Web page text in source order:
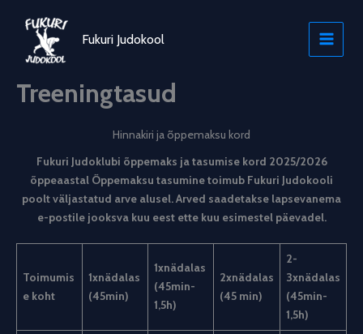
content
Fukuri Judokool
Treeningtasud
Hinnakiri ja õppemaksu kord
Fukuri Judoklubi õppemaks ja tasumise kord 2025/2026
õppeaastal Õppemaksu tasumine toimub Fukuri Judokooli
poolt väljastatud arve alusel. Arved saadetakse lapsevanema
e-postile jooksva kuu eest ette kuu esimestel päevadel.
Toimumis
e koht
1xnädalas
(45min)
1xnädalas
(45min-
1,5h)
2xnädalas
(45 min)
2-
3xnädalas
(45min-
1,5h)